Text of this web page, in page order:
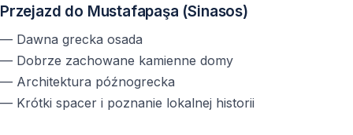
Czy kościoły i klasztory są oryginalne?
Tak — wszystkie obiekty są oryginalnymi strukturami
wykutymi w skale.
Przejazd do Mustafapaşa (Sinasos)
— Dawna grecka osada
— Dobrze zachowane kamienne domy
— Architektura późnogrecka
— Krótki spacer i poznanie lokalnej historii